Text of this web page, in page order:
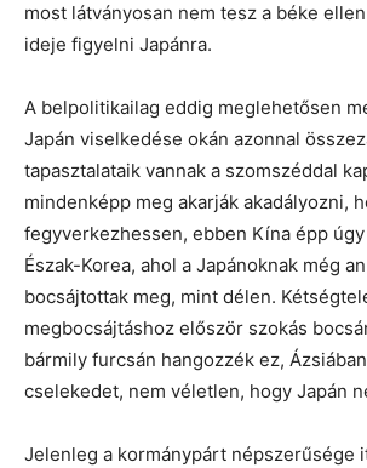
most látványosan nem tesz a béke
ideje figyelni Japánra.
A belpolitikailag eddig meglehetősen
Japán viselkedése okán azonnal
tapasztalataik vannak a szomszéddal
mindenképp meg akarják akadályozni,
fegyverkezhessen, ebben Kína épp
Észak-Korea, ahol a Japánoknak még
bocsájtottak meg, mint délen.
megbocsájtáshoz először szokás
bármily furcsán hangozzék ez,
cselekedet, nem véletlen, hogy Japán
Jelenleg a kormánypárt népszerűsége